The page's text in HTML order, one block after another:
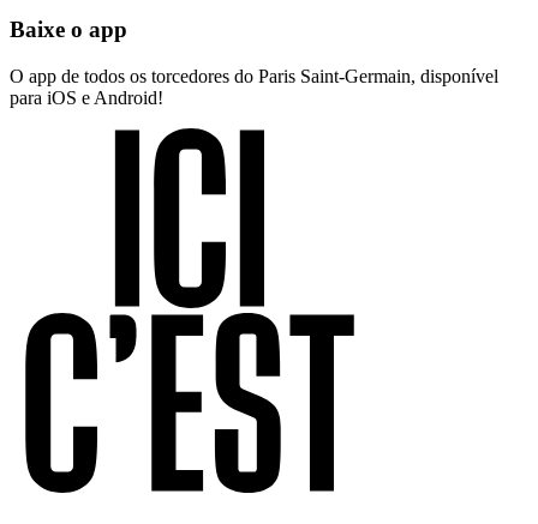
Baixe o app
O app de todos os torcedores do Paris Saint-Germain, disponível
para iOS e Android!